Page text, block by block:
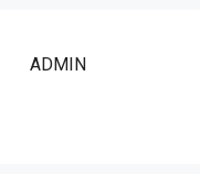
ADMIN